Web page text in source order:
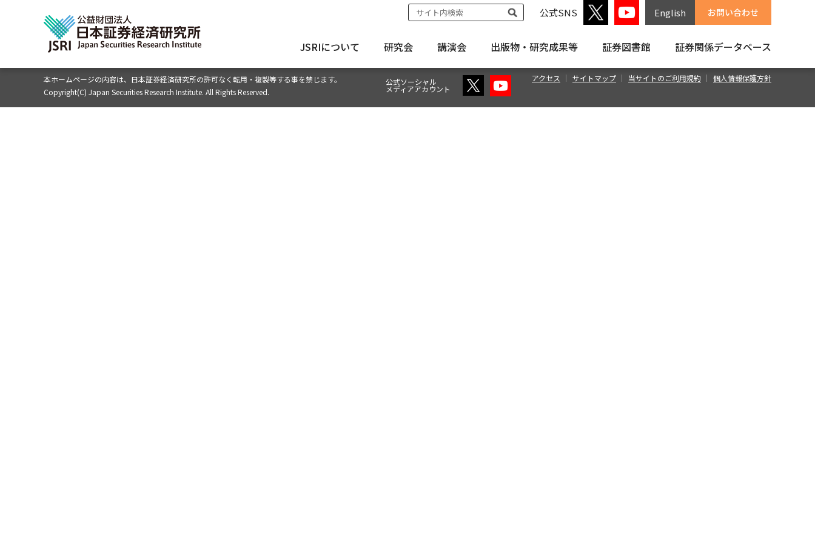
公式SNS English お問い合わせ
JSRIについて 研究会 講演会 出版物・ 研究成果等 証券図書館 証券関係データベース
アクセス サイトマップ 当サイトのご利用規約 個人情報保護方針
公式ソーシャル
メディアアカウント
本ホームページの内容は、 日本証券経済研究所の許可なく転用・複製等する事を禁じます。
Copyright(C) Japan Securities Research Institute. All Rights Reserved.